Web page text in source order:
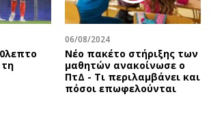
06/08/2024
Νέο πακέτο στήριξης των
μαθητών ανακοίνωσε ο
ΠτΔ - Τι περιλαμβάνει και
πόσοι επωφελούνται